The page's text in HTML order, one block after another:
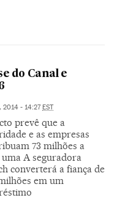
do Canal e
2014 - 14:27EST
prevê que a
e as empresas
73 milhões a
uma A seguradora
converterá a fiança de
em um